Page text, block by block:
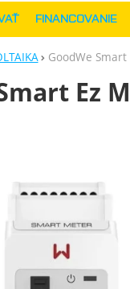
GoodWe
Ez
FINANCOVANIE